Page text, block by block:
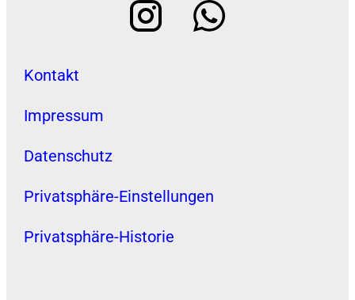
Kontakt
Impressum
Datenschutz
Privatsphäre-Einstellungen
Privatsphäre-Historie